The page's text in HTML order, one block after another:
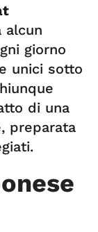
alcun
giorno
unici sotto
di una
preparata